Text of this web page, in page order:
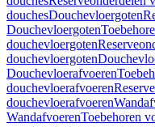
douchesDouchevloergoten
Douchevloergoten
douchevloergoten
douchevloergoten
Douchevloerafvoeren
douchevloerafvoeren
douchevloerafvoeren
WandafvoerenToebehoren